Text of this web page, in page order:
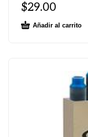
$29.00
Añadir al carrito